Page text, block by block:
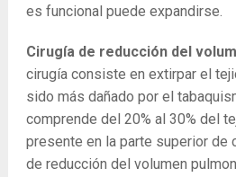
es funcional puede expandirse.
Cirugía de reducción del
cirugía consiste en extirpar el
sido más dañado por el
comprende del 20% al 30% del
presente en la parte superior de
de reducción del volumen